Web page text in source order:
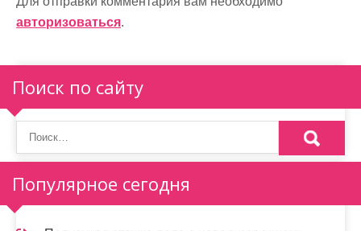
и
я
п
о
з
а
п
авторизоваться.
Поиск по сайту
Популярное сегодня